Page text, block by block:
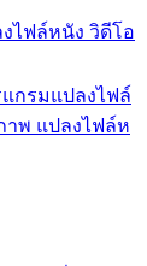
งไฟล์หนัง วิดีโอ
แกรมแปลงไฟล์
าพ แปลงไฟล์ห